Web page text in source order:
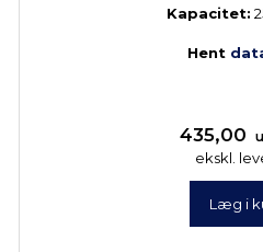
Kapacitet:
Hent
435,00
ekskl.
Læg i